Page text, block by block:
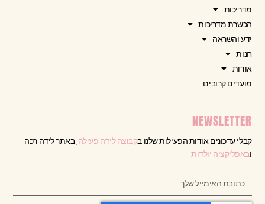
מדריכות
הכשרת מדריכות
ידע והשראה
חנות
אודות
מועדים קרובים
NEWSLETTER
קבלי עדכונים אודות הפעילות שלנו בקבוצה לידה פעילה , באתר לידה רכה
ובאפליקציה יולדות